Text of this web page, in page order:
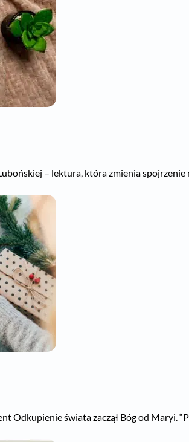
– lektura, która zmienia
Odkupienie świata zaczął Bóg od Maryi.